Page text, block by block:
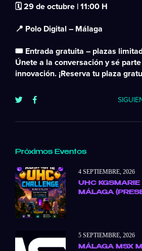
🗓️ 29 de octubre | 11:00 H
📍 Polo Digital – Málaga
🎟️ Entrada gratuita – plazas
Únete a la conversación y sé
innovación. ¡Reserva tu plaza
Próximos Eventos
4 SEPTIEMBRE, 2026
UHC KGSMARIE
MÁLAGA
5 SEPTIEMBRE, 2026
MÁLAGA MSX